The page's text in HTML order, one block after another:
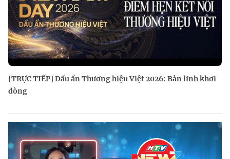
[TRỰC TIẾP] Dấu ấn Thương hiệu Việt 2026: Bản lĩnh khơi
dòng